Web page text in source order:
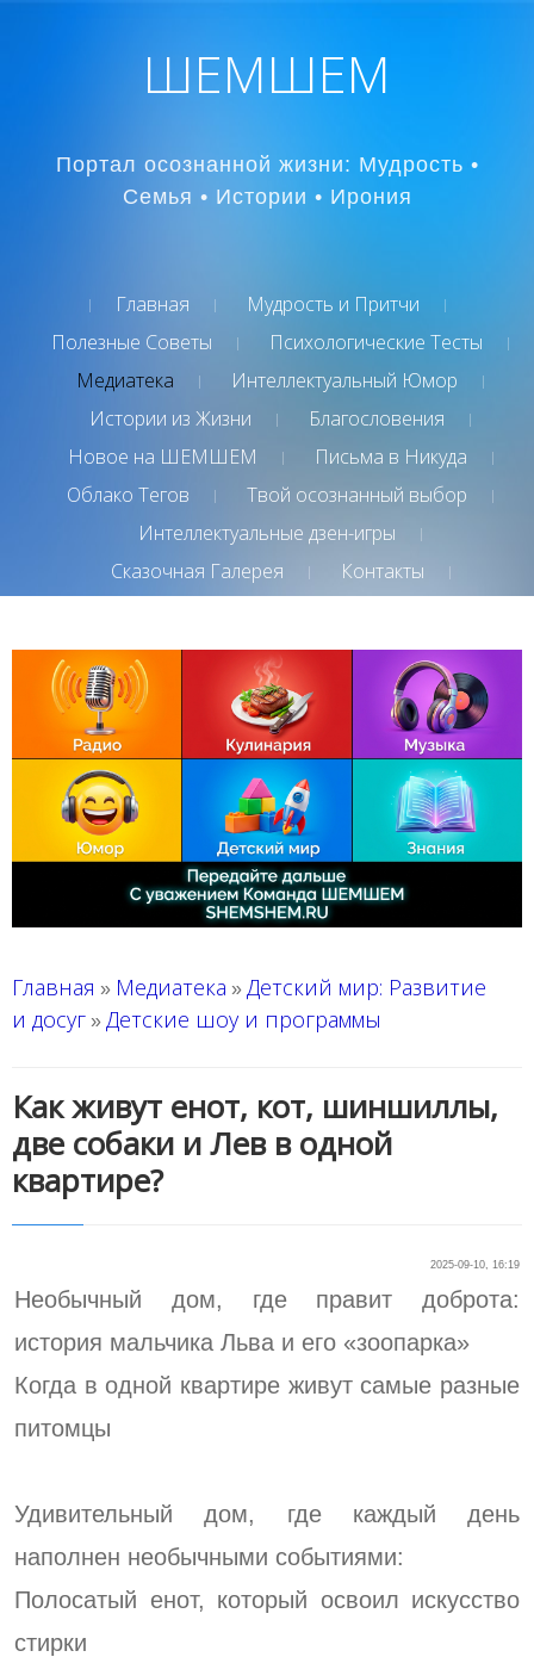
ШЕМШЕМ
Портал осознанной жизни: Мудрость •
Семья • Истории • Ирония
Главная
Мудрость и Притчи
Полезные Советы
Психологические Тесты
Медиатека
Интеллектуальный Юмор
Истории из Жизни
Благословения
Новое на ШЕМШЕМ
Письма в Никуда
Облако Тегов
Твой осознанный выбор
Интеллектуальные дзен-игры
Сказочная Галерея
Контакты
Главная » Медиатека » Детский мир: Развитие
и досуг » Детские шоу и программы
Как живут енот, кот, шиншиллы,
две собаки и Лев в одной
квартире?
2025-09-10, 16:19
Необычный дом, где правит доброта:
история мальчика Льва и его «зоопарка»
Когда в одной квартире живут самые разные
питомцы
Удивительный дом, где каждый день
наполнен необычными событиями:
Полосатый енот, который освоил искусство
стирки